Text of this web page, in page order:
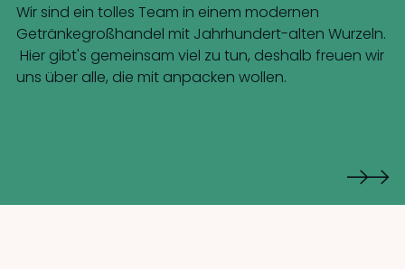
Wir sind ein tolles Team in einem modernen
Getränkegroßhandel mit Jahrhundert-alten Wurzeln.
Hier gibt's gemeinsam viel zu tun, deshalb freuen wir
uns über alle, die mit anpacken wollen.